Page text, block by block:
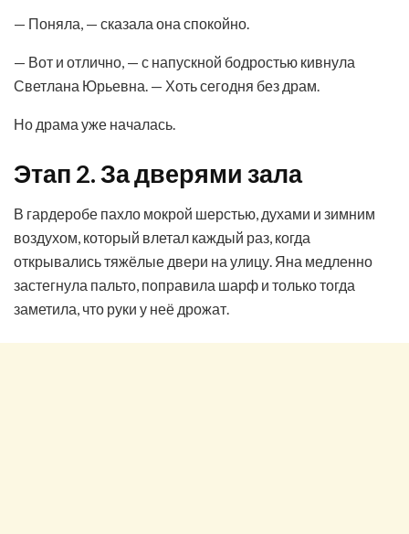
— Поняла, — сказала она спокойно.
— Вот и отлично, — с напускной бодростью кивнула
Светлана Юрьевна. — Хоть сегодня без драм.
Но драма уже началась.
Этап 2. За дверями зала
В гардеробе пахло мокрой шерстью, духами и зимним
воздухом, который влетал каждый раз, когда
открывались тяжёлые двери на улицу. Яна медленно
застегнула пальто, поправила шарф и только тогда
заметила, что руки у неё дрожат.